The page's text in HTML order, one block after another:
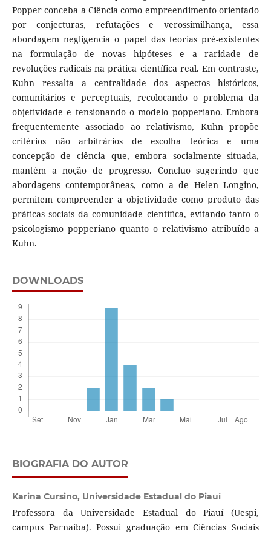
Popper conceba a Ciência como empreendimento orientado
por conjecturas, refutações e verossimilhança, essa
abordagem negligencia o papel das teorias pré-existentes
na formulação de novas hipóteses e a raridade de
revoluções radicais na prática científica real. Em contraste,
Kuhn ressalta a centralidade dos aspectos históricos,
comunitários e perceptuais, recolocando o problema da
objetividade e tensionando o modelo popperiano. Embora
frequentemente associado ao relativismo, Kuhn propõe
critérios não arbitrários de escolha teórica e uma
concepção de ciência que, embora socialmente situada,
mantém a noção de progresso. Concluo sugerindo que
abordagens contemporâneas, como a de Helen Longino,
permitem compreender a objetividade como produto das
práticas sociais da comunidade científica, evitando tanto o
psicologismo popperiano quanto o relativismo atribuído a
Kuhn.
DOWNLOADS
BIOGRAFIA DO AUTOR
Karina Cursino, Universidade Estadual do Piauí
Professora da Universidade Estadual do Piauí (Uespi,
campus Parnaíba). Possui graduação em Ciências Sociais